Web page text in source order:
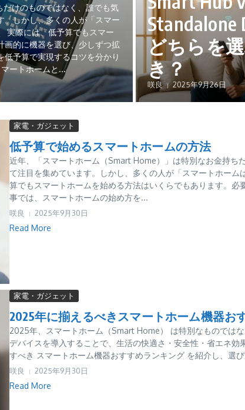
けのものではなく、誰でも気
。しかし、多くの人が「スマー
実際には、低予算でもスマー
画的に機器を選び、少しずつ拡
予算で実現するコツを分かり
ートホームと...
Standalone
どちらを
き？
咲良 2025年9月26日
家電・ガジェット
低予算で始めるスマートホームの方法
近年、「スマートホーム（Smart Home）」は特別なお金持ち
て注目を集めています。しかし、多くの人が「スマートホー
算でもスマートホームを始める方法はいくらでもあります。
事では、スマートホームの始め方を...
咲良 2025年9月30日
Read More
家電・ガジェット
2025年に揃えるべきスマートホーム機器お
2025年、スマートホーム（Smart Home） は特別なものでは
デバイスを導入することで、生活の快適さ・安全性・省エネ
すべき スマートホーム機器おすすめランキング を紹介し、選
咲良 2025年9月30日
Read More